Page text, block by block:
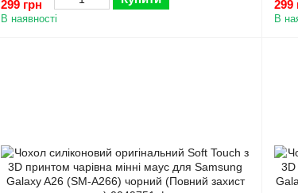
299 грн
В наявності
299
В